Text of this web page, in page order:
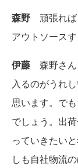
森野 頑張れば
アウトソース
伊藤 森野さん
入るのがうれ
思います。で
でしょう。出
っていきたい
しも自社物流